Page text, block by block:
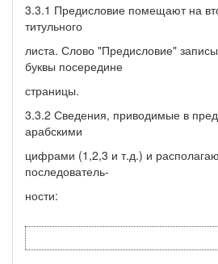
3.3.1 Предисловие помещают на
титульного
листа. Слово "Предисловие"
буквы посередине
страницы.
3.3.2 Сведения, приводимые в
арабскими
цифрами (1,2,3 и т.д.) и
последователь-
ности: